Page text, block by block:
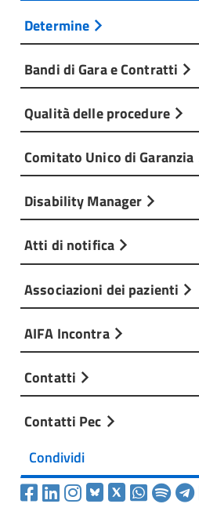
Determine
Bandi di Gara e Contratti
Qualità delle procedure
Comitato Unico di Garanzia
Disability Manager
Atti di notifica
Associazioni dei pazienti
AIFA Incontra
Contatti
Contatti Pec
Condividi